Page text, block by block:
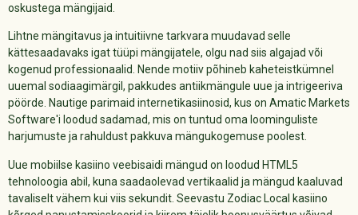
oskustega mängijaid.
Lihtne mängitavus ja intuitiivne tarkvara muudavad selle
kättesaadavaks igat tüüpi mängijatele, olgu nad siis algajad või
kogenud professionaalid. Nende motiiv põhineb kaheteistkümnel
uuemal sodiaagimärgil, pakkudes antiikmängule uue ja intrigeeriva
pöörde. Nautige parimaid internetikasiinosid, kus on Amatic Markets
Software'i loodud sadamad, mis on tuntud oma loominguliste
harjumuste ja rahuldust pakkuva mängukogemuse poolest.
Uue mobiilse kasiino veebisaidi mängud on loodud HTML5
tehnoloogia abil, kuna saadaolevad vertikaalid ja mängud kaaluvad
tavaliselt vähem kui viis sekundit. Seevastu Zodiac Local kasiino